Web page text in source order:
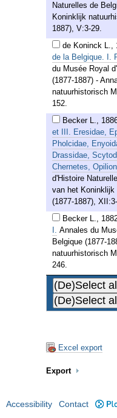
Naturelles de
Koninklijk
1887), V:3-29.
de Koninck L.,
de la Belgique. I.
du Musée Royal
(1877-1887) -
natuurhistorisch
152.
Becker L.,
et III. Eresidae,
Pholcidae,
Drassidae,
Chernetes,
d'Histoire
van het Koninklijk
(1877-1887),
Becker L.,
I. Annales du
Belgique (1877-
natuurhistorisch
246.
Excel export
Export
Accessibility Contact